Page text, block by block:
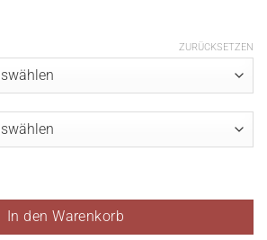
ZURÜCKSETZEN
In den Warenkorb